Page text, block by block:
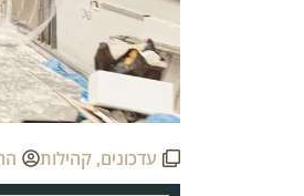
עדכונים, קהילות